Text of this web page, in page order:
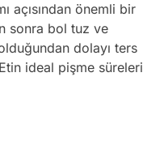
açısından önemli bir
sonra bol tuz ve
dolayı ters
ideal pişme süreleri